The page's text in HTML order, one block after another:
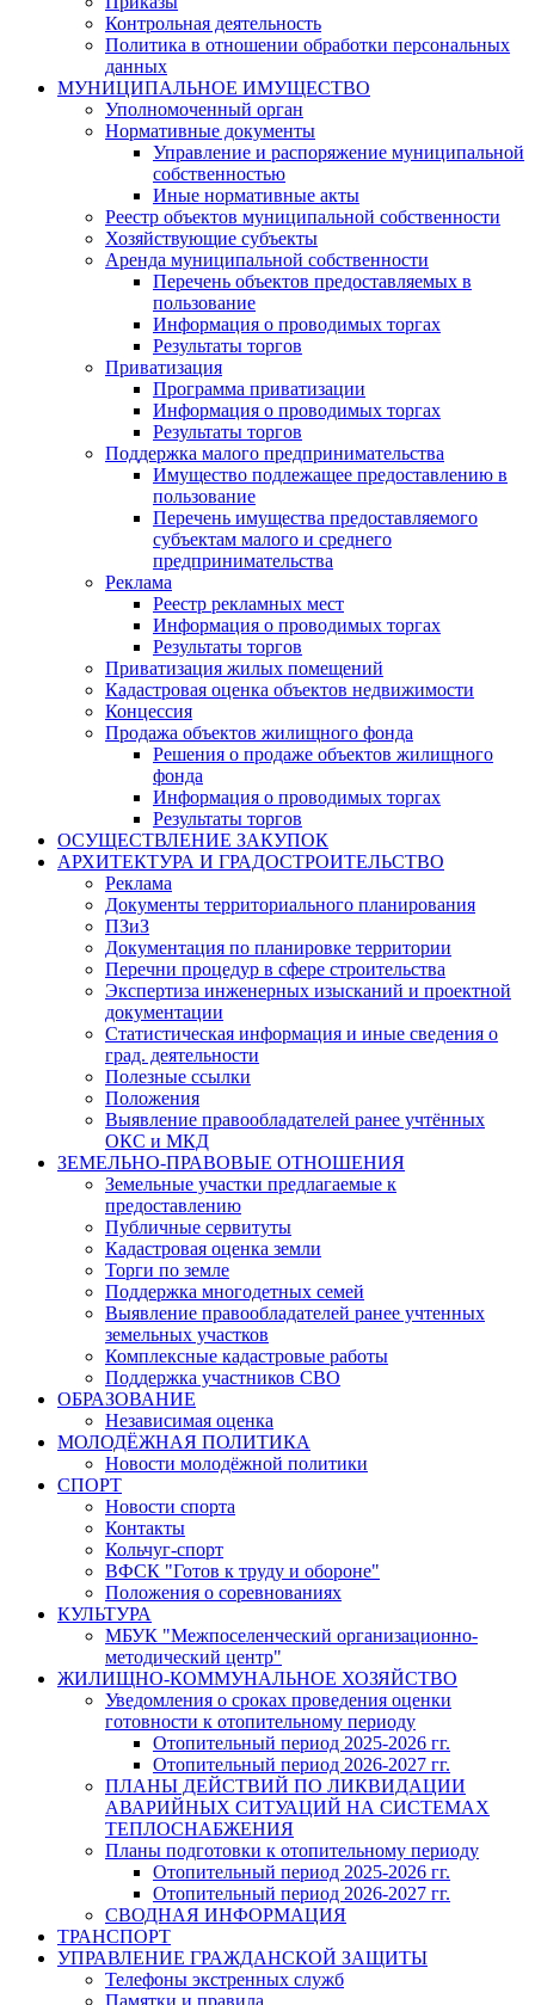
Контрольная деятельность
Политика в отношении обработки персональных
данных
МУНИЦИПАЛЬНОЕ ИМУЩЕСТВО
Уполномоченный орган
Нормативные документы
Управление и распоряжение муниципальной
собственностью
Иные нормативные акты
Реестр объектов муниципальной собственности
Хозяйствующие субъекты
Аренда муниципальной собственности
Перечень объектов предоставляемых в
пользование
Информация о проводимых торгах
Результаты торгов
Приватизация
Программа приватизации
Информация о проводимых торгах
Результаты торгов
Поддержка малого предпринимательства
Имущество подлежащее предоставлению в
пользование
Перечень имущества предоставляемого
субъектам малого и среднего
предпринимательства
Реклама
Реестр рекламных мест
Информация о проводимых торгах
Результаты торгов
Приватизация жилых помещений
Кадастровая оценка объектов недвижимости
Концессия
Продажа объектов жилищного фонда
Решения о продаже объектов жилищного
фонда
Информация о проводимых торгах
Результаты торгов
ОСУЩЕСТВЛЕНИЕ ЗАКУПОК
АРХИТЕКТУРА И ГРАДОСТРОИТЕЛЬСТВО
Реклама
Документы территориального планирования
ПЗиЗ
Документация по планировке территории
Перечни процедур в сфере строительства
Экспертиза инженерных изысканий и проектной
документации
Статистическая информация и иные сведения о
град. деятельности
Полезные ссылки
Положения
Выявление правообладателей ранее учтённых
ОКС и МКД
ЗЕМЕЛЬНО-ПРАВОВЫЕ ОТНОШЕНИЯ
Земельные участки предлагаемые к
предоставлению
Публичные сервитуты
Кадастровая оценка земли
Торги по земле
Поддержка многодетных семей
Выявление правообладателей ранее учтенных
земельных участков
Комплексные кадастровые работы
Поддержка участников СВО
ОБРАЗОВАНИЕ
Независимая оценка
МОЛОДЁЖНАЯ ПОЛИТИКА
Новости молодёжной политики
СПОРТ
Новости спорта
Контакты
Кольчуг-спорт
ВФСК "Готов к труду и обороне"
Положения о соревнованиях
КУЛЬТУРА
МБУК "Межпоселенческий организационно-
методический центр"
ЖИЛИЩНО-КОММУНАЛЬНОЕ ХОЗЯЙСТВО
Уведомления о сроках проведения оценки
готовности к отопительному периоду
Отопительный период 2025-2026 гг.
Отопительный период 2026-2027 гг.
ПЛАНЫ ДЕЙСТВИЙ ПО ЛИКВИДАЦИИ
АВАРИЙНЫХ СИТУАЦИЙ НА СИСТЕМАХ
ТЕПЛОСНАБЖЕНИЯ
Планы подготовки к отопительному периоду
Отопительный период 2025-2026 гг.
Отопительный период 2026-2027 гг.
СВОДНАЯ ИНФОРМАЦИЯ
ТРАНСПОРТ
УПРАВЛЕНИЕ ГРАЖДАНСКОЙ ЗАЩИТЫ
Телефоны экстренных служб
Памятки и правила